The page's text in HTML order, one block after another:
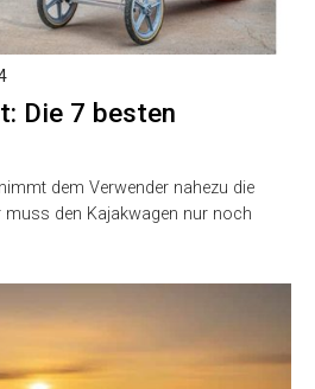
Die 7 besten
dem Verwender nahezu die
muss den Kajakwagen nur noch